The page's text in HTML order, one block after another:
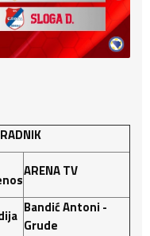
ARENA TV
Bandić Antoni -
Grude